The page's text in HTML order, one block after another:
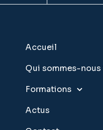
Accueil
Qui sommes-nous
Formations
Actus